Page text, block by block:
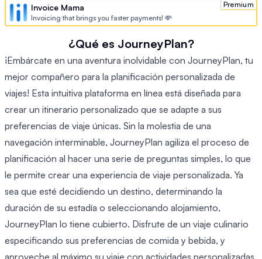
Premium
Invoice Mama
Invoicing that brings you faster payments! 💸
¿Qué es JourneyPlan?
¡Embárcate en una aventura inolvidable con JourneyPlan, tu
mejor compañero para la planificación personalizada de
viajes! Esta intuitiva plataforma en línea está diseñada para
crear un itinerario personalizado que se adapte a sus
preferencias de viaje únicas. Sin la molestia de una
navegación interminable, JourneyPlan agiliza el proceso de
planificación al hacer una serie de preguntas simples, lo que
le permite crear una experiencia de viaje personalizada. Ya
sea que esté decidiendo un destino, determinando la
duración de su estadía o seleccionando alojamiento,
JourneyPlan lo tiene cubierto. Disfrute de un viaje culinario
especificando sus preferencias de comida y bebida, y